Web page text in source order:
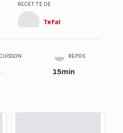
RECETTE DE
Tefal
REPOS
15min